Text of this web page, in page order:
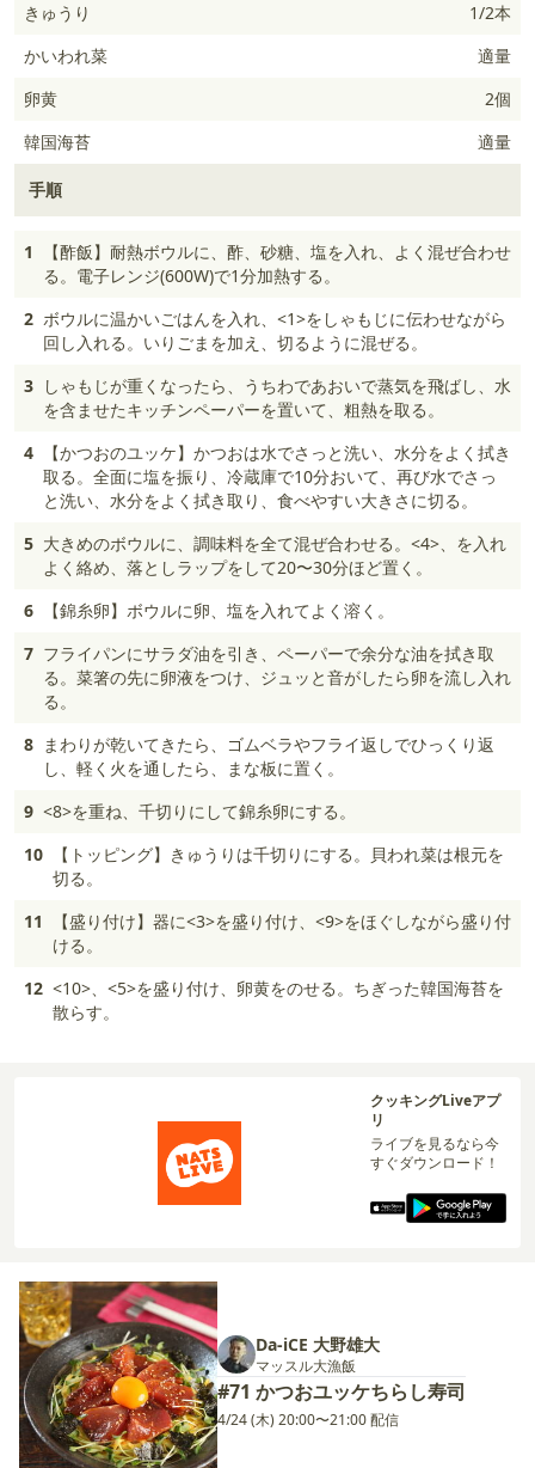
きゅうり
1/2本
かいわれ菜
適量
卵黄
2個
韓国海苔
適量
手順
1
【酢飯】耐熱ボウルに、酢、砂糖、塩を入れ、よく混ぜ合わせ
る。電子レンジ(600W)で1分加熱する。
2 ボウルに温かいごはんを入れ、<1>をしゃもじに伝わせながら
回し入れる。いりごまを加え、切るように混ぜる。
3 しゃもじが重くなったら、うちわであおいで蒸気を飛ばし、水
を含ませたキッチンペーパーを置いて、粗熱を取る。
4
【かつおのユッケ】かつおは水でさっと洗い、水分をよく拭き
取る。全面に塩を振り、冷蔵庫で10分おいて、再び水でさっ
と洗い、水分をよく拭き取り、食べやすい大きさに切る。
5 大きめのボウルに、調味料を全て混ぜ合わせる。<4>、を入れ
よく絡め、落としラップをして20〜30分ほど置く。
6
【錦糸卵】ボウルに卵、塩を入れてよく溶く。
7 フライパンにサラダ油を引き、ペーパーで余分な油を拭き取
る。菜箸の先に卵液をつけ、ジュッと音がしたら卵を流し入れ
る。
8 まわりが乾いてきたら、ゴムベラやフライ返しでひっくり返
し、軽く火を通したら、まな板に置く。
9 <8>を重ね、千切りにして錦糸卵にする。
10
【トッピング】きゅうりは千切りにする。貝われ菜は根元を
切る。
11
【盛り付け】器に<3>を盛り付け、<9>をほぐしながら盛り付
ける。
12 <10>、<5>を盛り付け、卵黄をのせる。ちぎった韓国海苔を
散らす。
クッキングLiveアプ
リ
ライブを見るなら今
すぐダウンロード！
Da-iCE 大野雄大
マッスル大漁飯
#71 かつおユッケちらし寿司
4/24 (木) 20:00〜21:00 配信